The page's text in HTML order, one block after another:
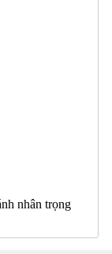
nhân trọng